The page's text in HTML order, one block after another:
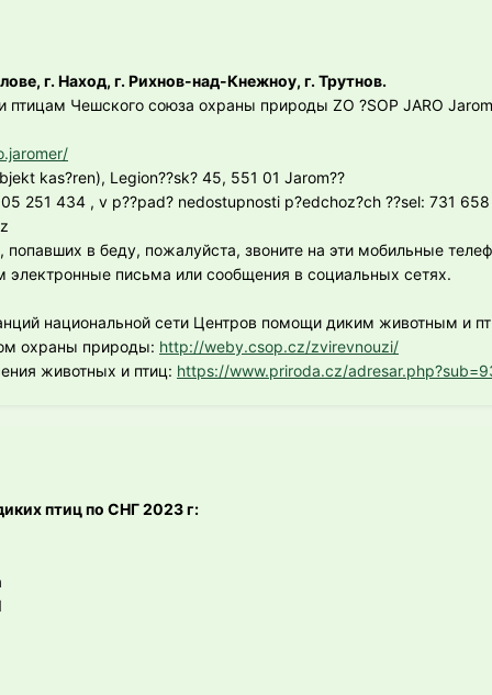
г. Наход, г. Рихнов-над-Кнежноу, г. Трутнов.
птицам Чешского союза охраны природы ZO ?SOP JARO
kas?ren), Legion??sk? 45, 551 01 Jarom??
251 434 , v p??pad? nedostupnosti p?edchoz?ch ??sel: 731 658
попавших в беду, пожалуйста, звоните на эти мобильные
письма или сообщения в социальных сетях.
национальной сети Центров помощи диким животным и
охраны природы: http://weby.csop.cz/zvirevnouzi/
животных и птиц: https://www.priroda.cz/
птиц по СНГ 2023 г: